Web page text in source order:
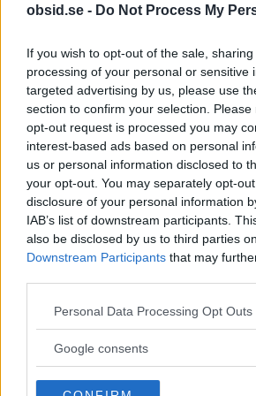
obsid.se - Do Not Process My
If you wish to opt-out of the sale,
processing of your personal or sensitive
targeted advertising by us, please use
section to confirm your selection.
opt-out request is processed you may
interest-based ads based on personal
us or personal information disclosed to
your opt-out. You may separately opt-
disclosure of your personal information
IAB’s list of downstream participants.
also be disclosed by us to third parties
Downstream Participants that may
Please note that this website/app uses
not limited to your visit or usage
use your data for below specified
Personal Data Processing Opt Outs
Google consents
den är så tydlig, man måste
att stanna upp och tänka till.
dagar så kändes det helt
konstigt att inte göra det. Vet du
att det jade blivit en vana.
Läs mer om
Om du vill lära dig mer om
kan jobba med det i din vardag
bör du läsa bokenAtomic Habits,
livsförändrande bok som
ger dig verktyg och kunskap